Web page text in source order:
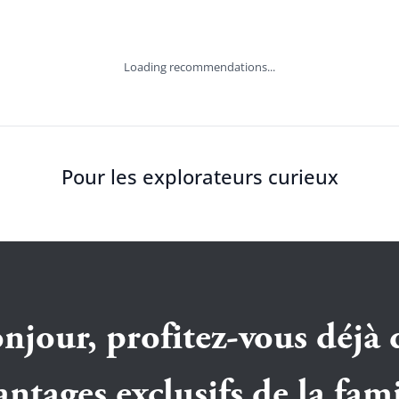
Loading recommendations...
Pour les explorateurs curieux
profitez-vous déjà